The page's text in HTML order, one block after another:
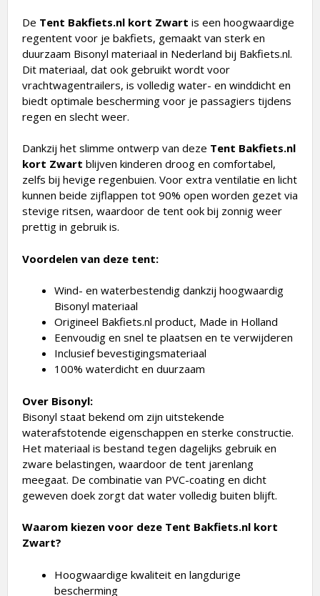
De Tent Bakfiets.nl kort Zwart is een hoogwaardige
regentent voor je bakfiets, gemaakt van sterk en
duurzaam Bisonyl materiaal in Nederland bij Bakfiets.nl.
Dit materiaal, dat ook gebruikt wordt voor
vrachtwagentrailers, is volledig water- en winddicht en
biedt optimale bescherming voor je passagiers tijdens
regen en slecht weer.
Dankzij het slimme ontwerp van deze Tent Bakfiets.nl
kort Zwart blijven kinderen droog en comfortabel,
zelfs bij hevige regenbuien. Voor extra ventilatie en licht
kunnen beide zijflappen tot 90% open worden gezet via
stevige ritsen, waardoor de tent ook bij zonnig weer
prettig in gebruik is.
Voordelen van deze tent:
Wind- en waterbestendig dankzij hoogwaardig
Bisonyl materiaal
Origineel Bakfiets.nl product, Made in Holland
Eenvoudig en snel te plaatsen en te verwijderen
Inclusief bevestigingsmateriaal
100% waterdicht en duurzaam
Over Bisonyl:
Bisonyl staat bekend om zijn uitstekende
waterafstotende eigenschappen en sterke constructie.
Het materiaal is bestand tegen dagelijks gebruik en
zware belastingen, waardoor de tent jarenlang
meegaat. De combinatie van PVC-coating en dicht
geweven doek zorgt dat water volledig buiten blijft.
Waarom kiezen voor deze Tent Bakfiets.nl kort
Zwart?
Hoogwaardige kwaliteit en langdurige
bescherming